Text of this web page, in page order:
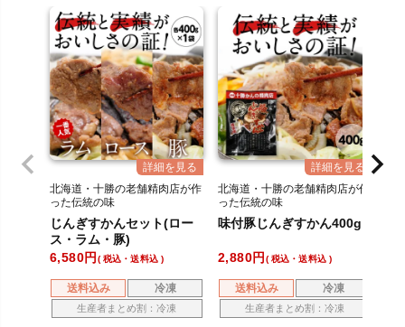
北海道・十勝の老舗精肉店が作
った伝統の味
三種の絶品ジンギスカン！
じんぎすかんセット(ロー
ス・ラム・豚)
送料込み 冷凍
生産者まとめ割：冷凍
6,580 税込・送料込
北海道・十勝の老舗精肉店が作
った伝統の味
秘伝のタレで作った豚肉ジンギ
スカン！
味付豚じんぎすかん400g
送料込み 冷凍
生産者まとめ割：冷凍
2,880 税込・送料込